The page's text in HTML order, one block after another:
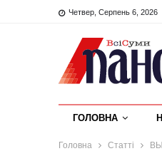
Четвер, Серпень 6, 2026
ГОЛОВНА
Головна Статті